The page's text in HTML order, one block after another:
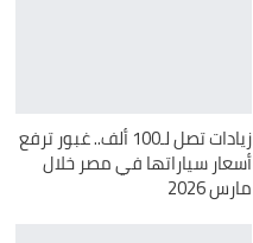
زيادات تصل لـ100 ألف.. غبور ترفع
أسعار سياراتها في مصر خلال
مارس 2026